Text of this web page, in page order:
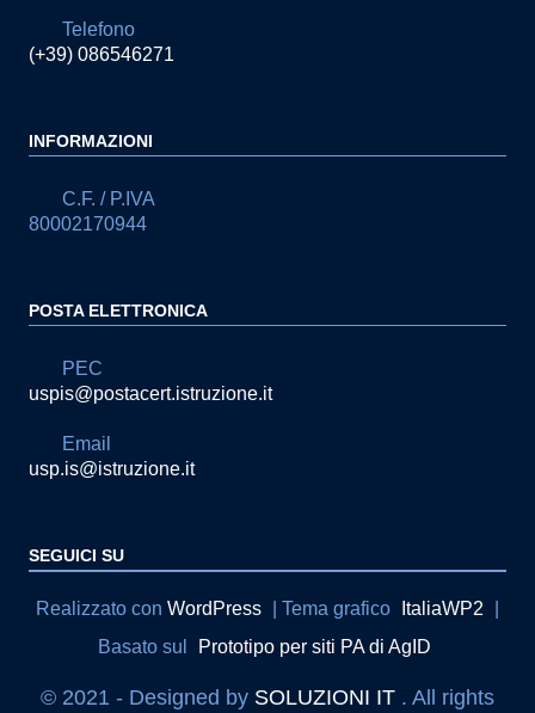
Telefono
(+39) 086546271
INFORMAZIONI
C.F. / P.IVA
80002170944
POSTA ELETTRONICA
PEC
uspis@postacert.istruzione.it
Email
usp.is@istruzione.it
SEGUICI SU
Sezione Link Utili
Realizzato con WordPress Tema grafico ItaliaWP2
Basato sul
Prototipo per siti PA di AgID
© 2021 - Designed by SOLUZIONI IT . All rights